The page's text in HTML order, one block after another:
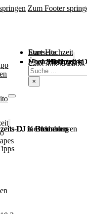
Zum Footer
Startseite
Eure Hochzeit
Hochzeit in
Hochzeit in
Hochzeit in
Hochzeit in
Hochzeits-
Über Mich
Music / Mixtapes
Hochzeitstipps
Seite durchsuchen
Suchen
×
DJ in Bremen
DJ in Bremerhaven
DJ in Cuxhaven
DJ in Oldenburg
DJ Kosten